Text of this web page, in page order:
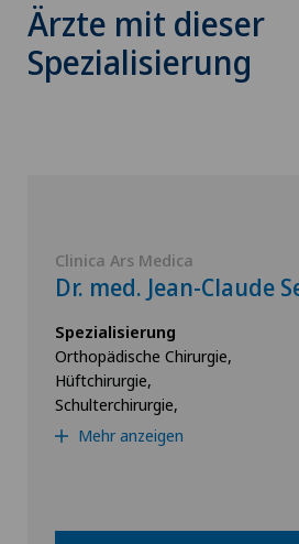
Ärzte mit dieser
Spezialisierung
Clinica Ars Medica
Dr. med. Jean-Claude
Spezialisierung
Orthopädische Chirurgie,
Hüftchirurgie,
Schulterchirurgie,
Mehr anzeigen